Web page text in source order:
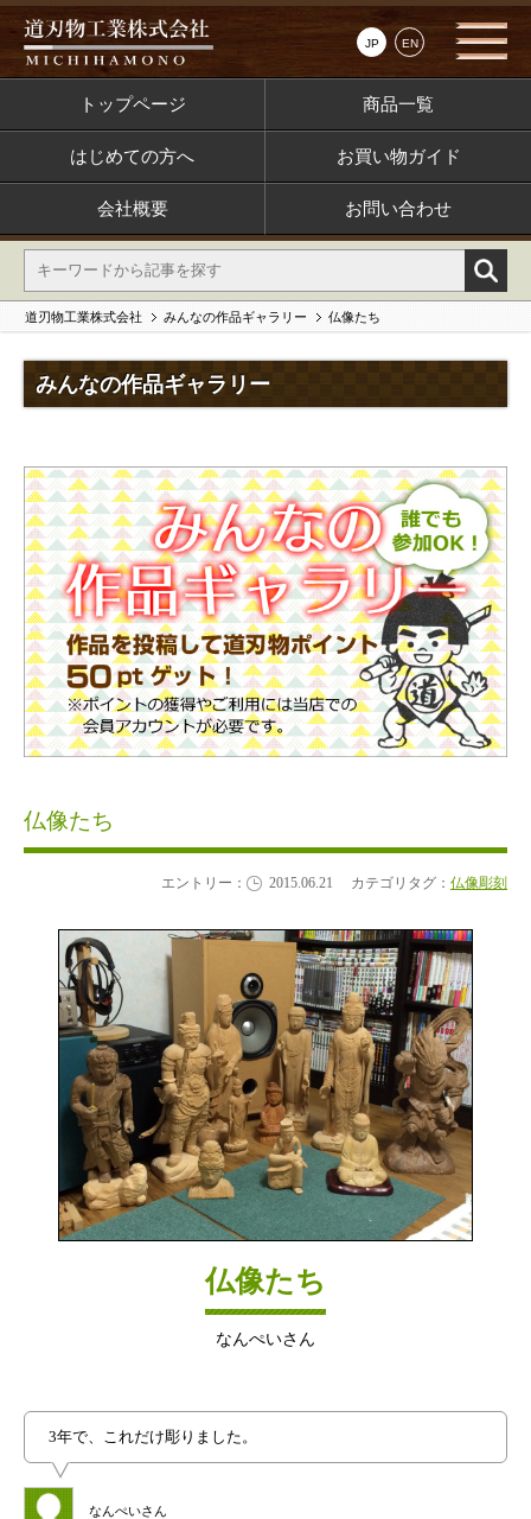
JP EN
トップページ 商品一覧
はじめての方へ お買い物ガイド
会社概要 お問い合わせ
道刃物工業株式会社 みんなの作品ギャラリー 仏像たち
みんなの作品ギャラリー
仏像たち
エントリー： 2015.06.21 カテゴリタグ： 仏像彫刻
仏像たち
なんぺいさん
なんぺいさん
3年で、これだけ彫りました。